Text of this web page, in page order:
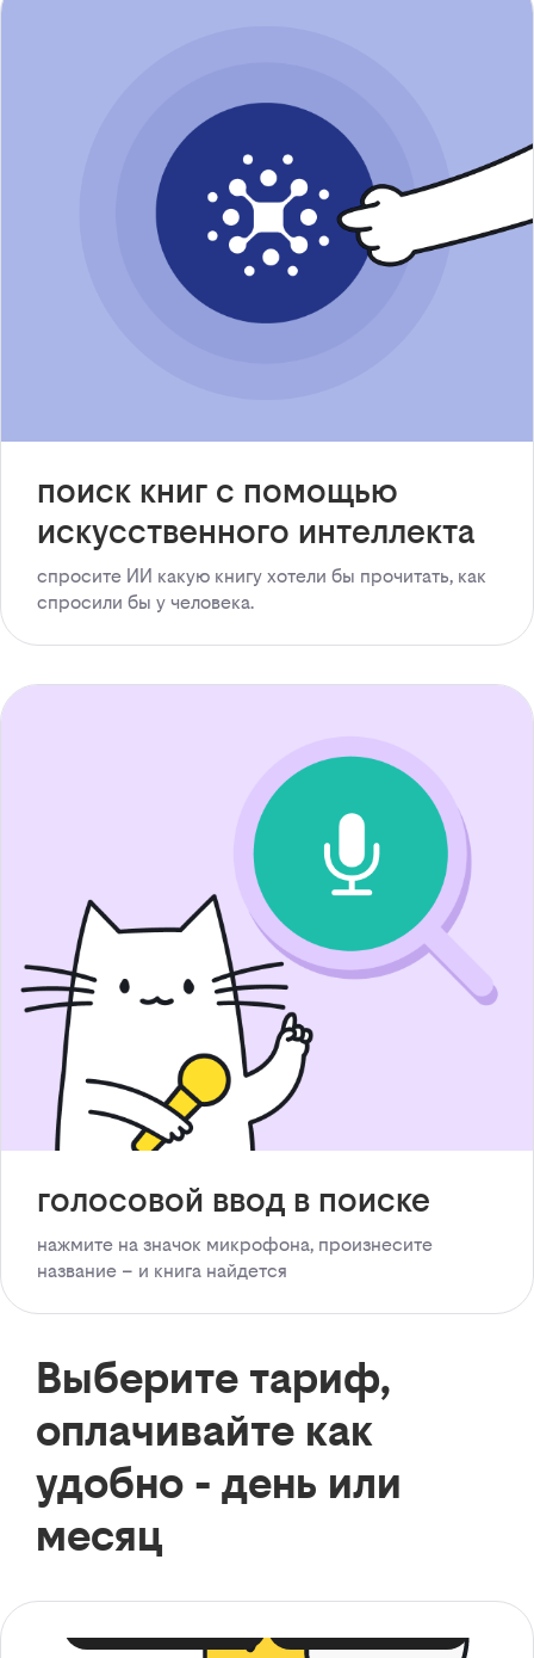
поиск книг с помощью
искусственного интеллекта
спросите ИИ какую книгу хотели бы прочитать, как
спросили бы у человека.
голосовой ввод в поиске
нажмите на значок микрофона, произнесите
название – и книга найдется
Выберите тариф,
оплачивайте как
удобно - день или
месяц